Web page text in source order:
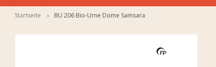
Startseite BU 206 Bio-Urne Dome Samsara